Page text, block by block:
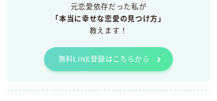
元恋愛依存だった私が
「本当に幸せな恋愛の見つけ方」
教えます！
無料LINE登録はこちらから